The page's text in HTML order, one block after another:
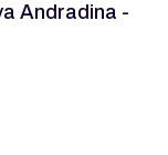
Andradina -